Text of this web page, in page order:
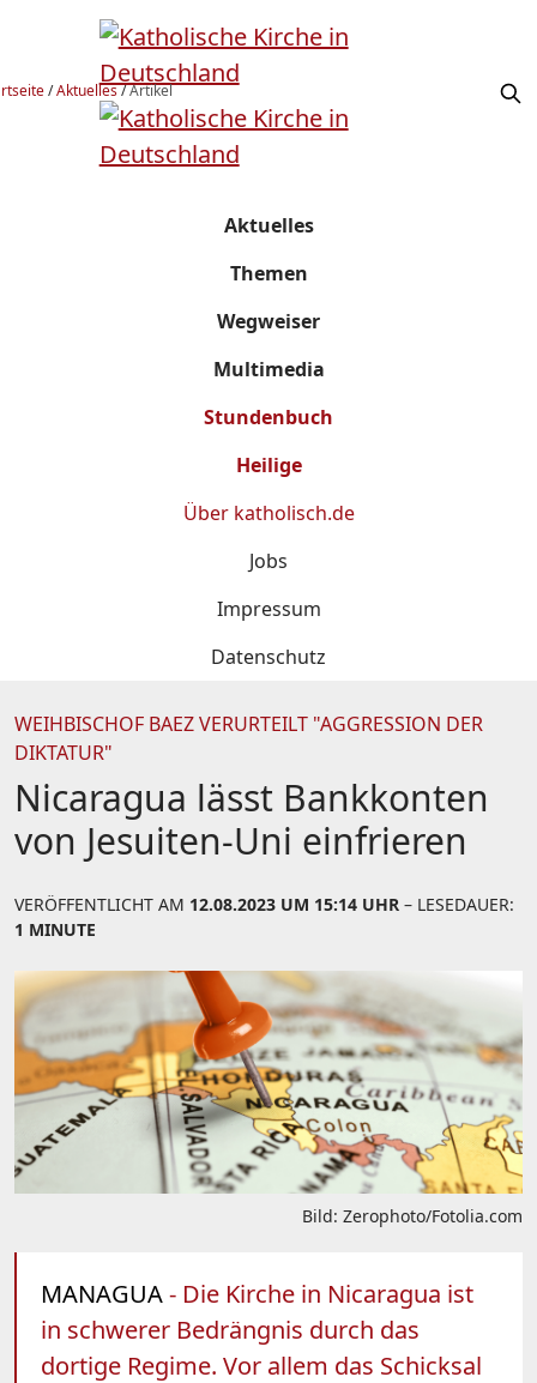
/Aktuelles/Artikel
Aktuelles
Themen
Wegweiser
Multimedia
Stundenbuch
Heilige
Über katholisch.de
Jobs
Impressum
Datenschutz
WEIHBISCHOF BAEZ VERURTEILT "AGGRESSION DER
DIKTATUR"
Nicaragua lässt Bankkonten
von Jesuiten-Uni einfrieren
VERÖFFENTLICHT AM 12.08.2023 UM 15:14 UHR – LESEDAUER:
1 MINUTE
Bild: Zerophoto/Fotolia.com
MANAGUA- Die Kirche in Nicaragua ist
in schwerer Bedrängnis durch das
dortige Regime. Vor allem das Schicksal